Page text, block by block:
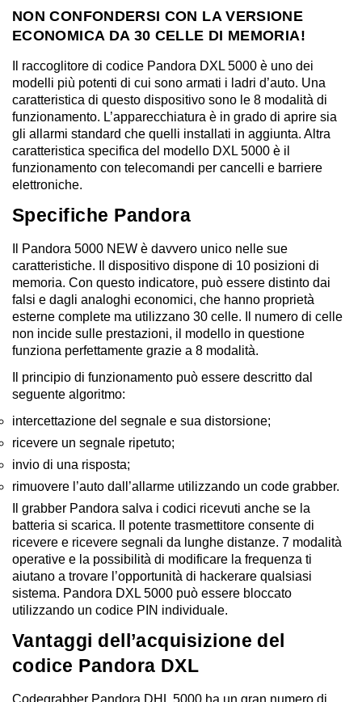
NON CONFONDERSI CON LA VERSIONE
ECONOMICA DA 30 CELLE DI MEMORIA!
Il raccoglitore di codice Pandora DXL 5000 è uno dei
modelli più potenti di cui sono armati i ladri d’auto. Una
caratteristica di questo dispositivo sono le 8 modalità di
funzionamento. L’apparecchiatura è in grado di aprire sia
gli allarmi standard che quelli installati in aggiunta. Altra
caratteristica specifica del modello DXL 5000 è il
funzionamento con telecomandi per cancelli e barriere
elettroniche.
Specifiche Pandora
Il Pandora 5000 NEW è davvero unico nelle sue
caratteristiche. Il dispositivo dispone di 10 posizioni di
memoria. Con questo indicatore, può essere distinto dai
falsi e dagli analoghi economici, che hanno proprietà
esterne complete ma utilizzano 30 celle. Il numero di celle
non incide sulle prestazioni, il modello in questione
funziona perfettamente grazie a 8 modalità.
Il principio di funzionamento può essere descritto dal
seguente algoritmo:
intercettazione del segnale e sua distorsione;
ricevere un segnale ripetuto;
invio di una risposta;
rimuovere l’auto dall’allarme utilizzando un code grabber.
Il grabber Pandora salva i codici ricevuti anche se la
batteria si scarica. Il potente trasmettitore consente di
ricevere e ricevere segnali da lunghe distanze. 7 modalità
operative e la possibilità di modificare la frequenza ti
aiutano a trovare l’opportunità di hackerare qualsiasi
sistema. Pandora DXL 5000 può essere bloccato
utilizzando un codice PIN individuale.
Vantaggi dell’acquisizione del
codice Pandora DXL
Codegrabber Pandora DHL 5000 ha un gran numero di